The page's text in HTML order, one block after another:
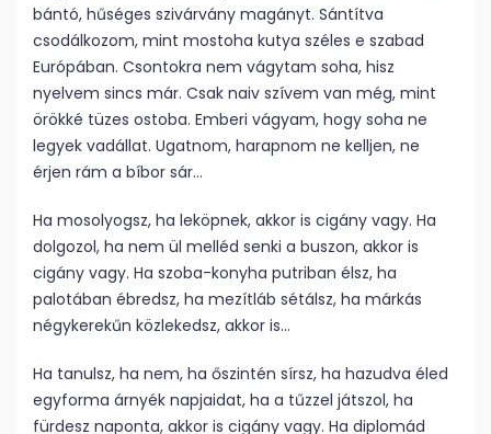
bántó, hűséges szivárvány magányt. Sántítva
csodálkozom, mint mostoha kutya széles e szabad
Európában. Csontokra nem vágytam soha, hisz
nyelvem sincs már. Csak naiv szívem van még, mint
örökké tüzes ostoba. Emberi vágyam, hogy soha ne
legyek vadállat. Ugatnom, harapnom ne kelljen, ne
érjen rám a bíbor sár…
Ha mosolyogsz, ha leköpnek, akkor is cigány vagy. Ha
dolgozol, ha nem ül melléd senki a buszon, akkor is
cigány vagy. Ha szoba-konyha putriban élsz, ha
palotában ébredsz, ha mezítláb sétálsz, ha márkás
négykerekűn közlekedsz, akkor is…
Ha tanulsz, ha nem, ha őszintén sírsz, ha hazudva éled
egyforma árnyék napjaidat, ha a tűzzel játszol, ha
fürdesz naponta, akkor is cigány vagy. Ha diplomád